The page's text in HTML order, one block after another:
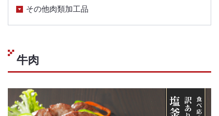
その他肉類加工品
牛肉